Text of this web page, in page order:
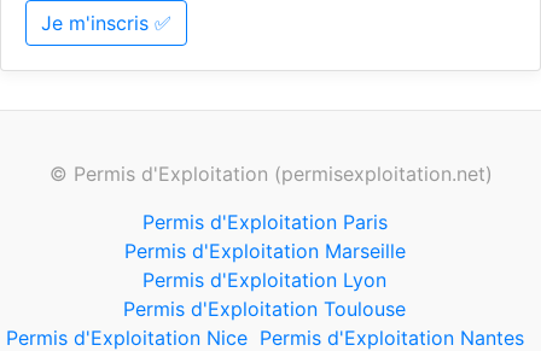
Je m'inscris ✅
© Permis d'Exploitation (permisexploitation.net)
Permis d'Exploitation Paris
Permis d'Exploitation Marseille
Permis d'Exploitation Lyon
Permis d'Exploitation Toulouse
Permis d'Exploitation Nice Permis d'Exploitation Nantes